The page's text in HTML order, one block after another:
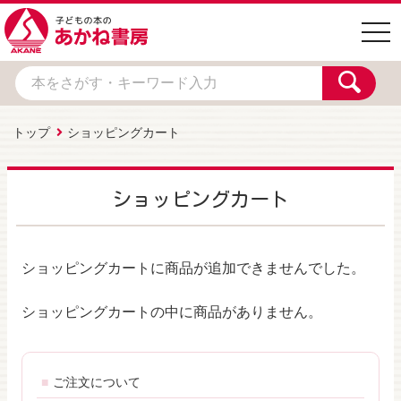
トップ ショッピングカート
ショッピングカート
ショッピングカートに商品が追加できませんでした。
ショッピングカートの中に商品がありません。
ご注文について